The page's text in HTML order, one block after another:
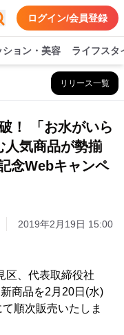
ログイン/会員登録
ション・美容 ライフスタ
リリース一覧
！ 「お水がいら
人気商品が勢揃
念Webキャンペ
2019年2月19日 15:00
区、代表取締役社
商品を2月20日(水)
順次販売いたしま